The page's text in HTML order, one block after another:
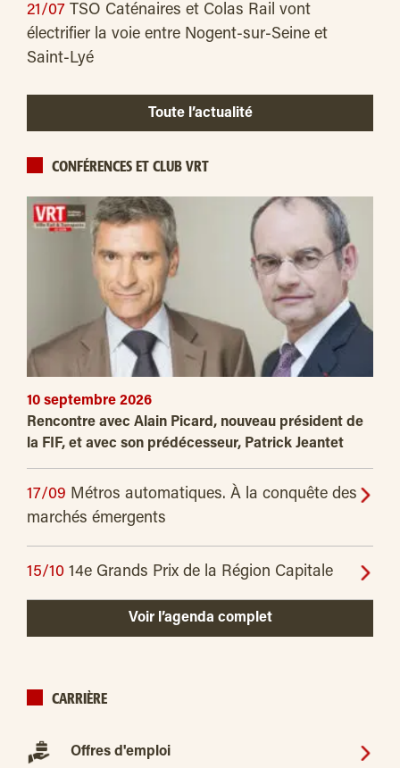
21/07 TSO Caténaires et Colas Rail vont
électrifier la voie entre Nogent-sur-Seine et
Saint-Lyé
Toute l’actualité
CONFÉRENCES ET CLUB VRT
10 septembre 2026
Rencontre avec Alain Picard, nouveau président de
la FIF, et avec son prédécesseur, Patrick Jeantet
17/09 Métros automatiques. À la conquête des
marchés émergents
15/10 14e Grands Prix de la Région Capitale
Voir l’agenda complet
CARRIÈRE
Offres d'emploi